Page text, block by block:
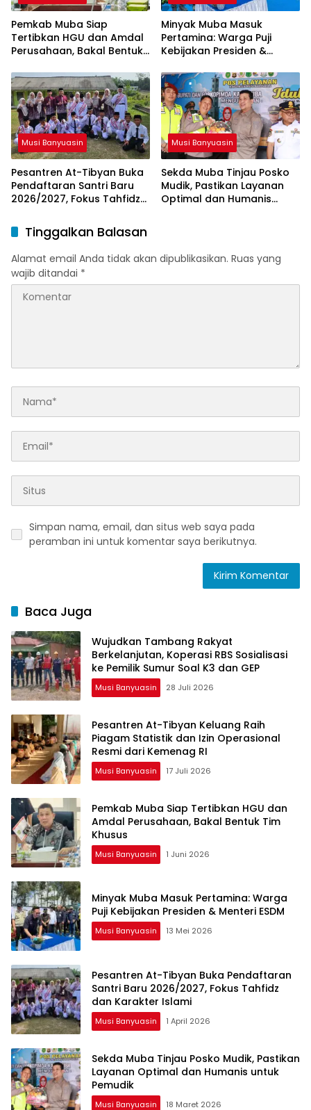
Pemkab Muba Siap
Tertibkan HGU dan Amdal
Perusahaan, Bakal Bentuk
Minyak Muba Masuk
Pertamina: Warga Puji
Kebijakan Presiden &
Musi Banyuasin
Pesantren At-Tibyan Buka
Pendaftaran Santri Baru
2026/2027, Fokus Tahfidz
Musi Banyuasin
Sekda Muba Tinjau Posko
Mudik, Pastikan Layanan
Optimal dan Humanis
Tinggalkan Balasan
Alamat email Anda tidak akan dipublikasikan. Ruas yang
wajib ditandai *
Simpan nama, email, dan situs web saya pada
peramban ini untuk komentar saya berikutnya.
Baca Juga
Wujudkan Tambang Rakyat
Berkelanjutan, Koperasi RBS Sosialisasi
ke Pemilik Sumur Soal K3 dan GEP
Musi Banyuasin 28 Juli 2026
Pesantren At-Tibyan Keluang Raih
Piagam Statistik dan Izin Operasional
Resmi dari Kemenag RI
Musi Banyuasin 17 Juli 2026
Pemkab Muba Siap Tertibkan HGU dan
Amdal Perusahaan, Bakal Bentuk Tim
Khusus
Musi Banyuasin 1 Juni 2026
Minyak Muba Masuk Pertamina: Warga
Puji Kebijakan Presiden & Menteri ESDM
Musi Banyuasin 13 Mei 2026
Pesantren At-Tibyan Buka Pendaftaran
Santri Baru 2026/2027, Fokus Tahfidz
dan Karakter Islami
Musi Banyuasin 1 April 2026
Sekda Muba Tinjau Posko Mudik, Pastikan
Layanan Optimal dan Humanis untuk
Pemudik
Musi Banyuasin 18 Maret 2026